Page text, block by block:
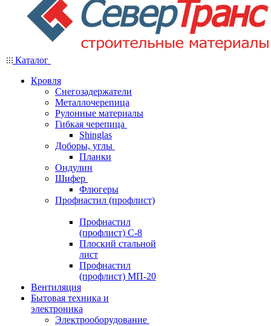
Каталог
Кровля
Снегозадержатели
Металлочерепица
Рулонные материалы
Гибкая черепица
Shinglas
Доборы, углы
Планки
Ондулин
Шифер
Флюгеры
Профнастил (профлист)
Профнастил
(профлист) С-8
Плоский стальной
лист
Профнастил
(профлист) МП-20
Вентиляция
Бытовая техника и
электроника
Электрооборудование